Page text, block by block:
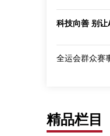
科技向善 别
全运会群众赛
精品栏目